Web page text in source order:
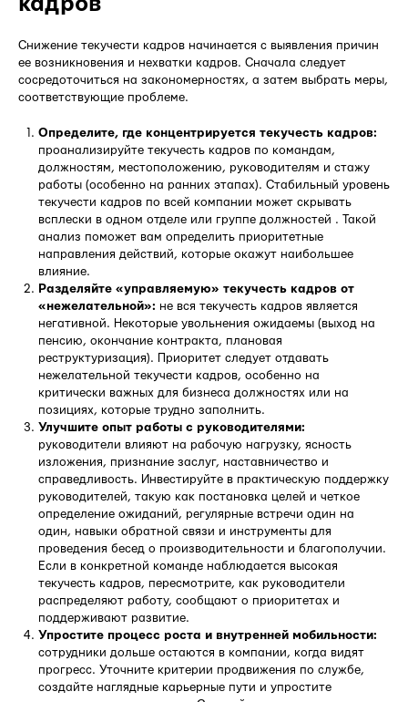
Снижение текучести кадров начинается с выявления причин
ее возникновения и нехватки кадров. Сначала следует
сосредоточиться на закономерностях, а затем выбрать меры,
соответствующие проблеме.
Определите, где концентрируется текучесть кадров:
проанализируйте текучесть кадров по командам,
должностям, местоположению, руководителям и стажу
работы (особенно на ранних этапах). Стабильный уровень
текучести кадров по всей компании может скрывать
всплески в одном отделе или группе должностей . Такой
анализ поможет вам определить приоритетные
направления действий, которые окажут наибольшее
влияние.
Разделяйте «управляемую» текучесть кадров от
«нежелательной»: не вся текучесть кадров является
негативной. Некоторые увольнения ожидаемы (выход на
пенсию, окончание контракта, плановая
реструктуризация). Приоритет следует отдавать
нежелательной текучести кадров, особенно на
критически важных для бизнеса должностях или на
позициях, которые трудно заполнить.
Улучшите опыт работы с руководителями:
руководители влияют на рабочую нагрузку, ясность
изложения, признание заслуг, наставничество и
справедливость. Инвестируйте в практическую поддержку
руководителей, такую ​​как постановка целей и четкое
определение ожиданий, регулярные встречи один на
один, навыки обратной связи и инструменты для
проведения бесед о производительности и благополучии.
Если в конкретной команде наблюдается высокая
текучесть кадров, пересмотрите, как руководители
распределяют работу, сообщают о приоритетах и ​​
поддерживают развитие.
Упростите процесс роста и внутренней мобильности:
сотрудники дольше остаются в компании, когда видят
прогресс. Уточните критерии продвижения по службе,
создайте наглядные карьерные пути и упростите